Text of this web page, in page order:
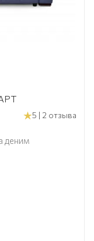
5 | 2 отзыва
деним